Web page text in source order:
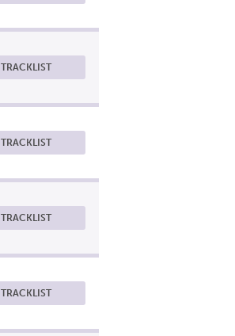
APRI TRACKLIST
APRI TRACKLIST
APRI TRACKLIST
APRI TRACKLIST